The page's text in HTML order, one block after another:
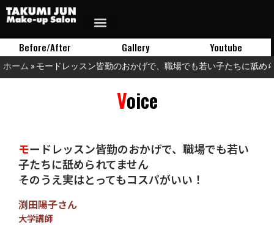
Before/After Gallery Youtube
ホーム » モードレッスン皆勤のおかげで、職場でも若い子たちに舐
Voice
モードレッスン皆勤のおかげで、職場でも若い
子たちに舐められてません
そのうえ実はとってもコスパがいい！
渕田陽子さん
大学講師